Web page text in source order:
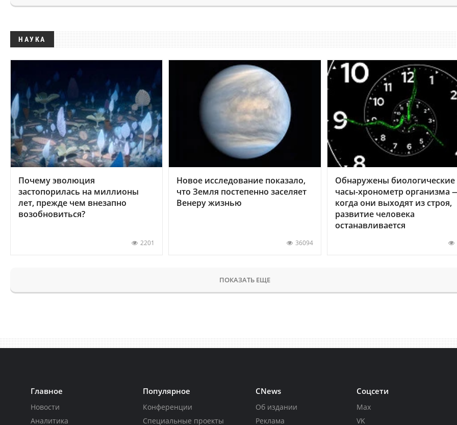
НАУКА
Почему эволюция
застопорилась на миллионы
лет, прежде чем внезапно
возобновиться?
2201
Новое исследование показало,
что Земля постепенно заселяет
Венеру жизнью
36094
Обнаружены биологические
часы-хронометр организма
когда они выходят из строя,
развитие человека
останавливается
ПОКАЗАТЬ ЕЩЕ
Главное
Новости
Аналитика
Популярное
Конференции
Специальные проекты
CNews
Об издании
Реклама
Соцсети
Max
VK